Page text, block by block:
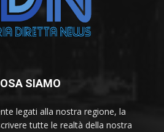
SIAMO
legati alla nostra regione, la
tutte le realtà della nostra